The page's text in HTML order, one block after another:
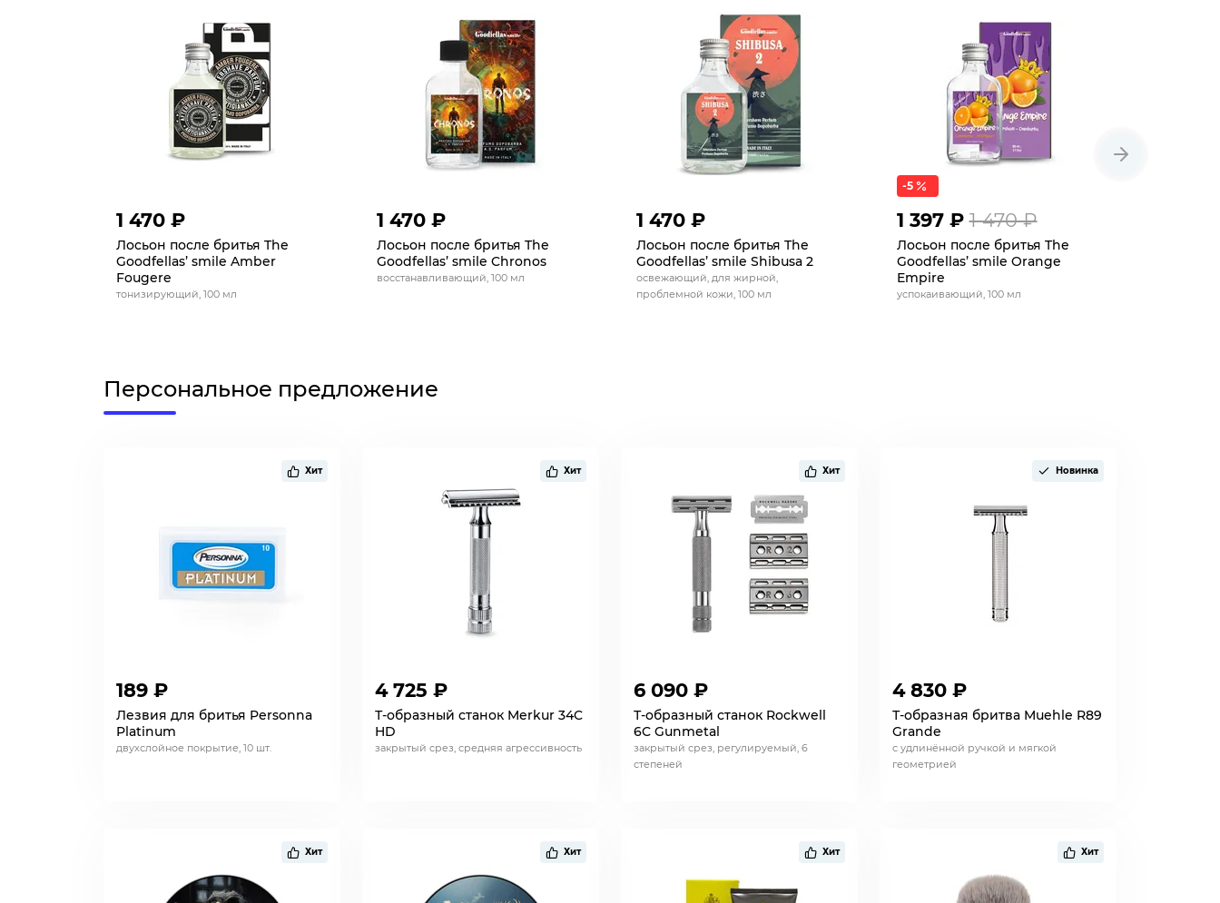
1 470 ₽
Лосьон после бритья The
Goodfellas’ smile Amber
Fougere
тонизирующий, 100 мл
1 470 ₽
Лосьон после бритья The
Goodfellas’ smile Chronos
восстанавливающий, 100 мл
1 470 ₽
Лосьон после бритья The
Goodfellas’ smile Shibusa 2
освежающий, для жирной,
проблемной кожи, 100 мл
-5
1 397 ₽ 1 470 ₽
Лосьон после бритья The
Goodfellas’ smile Orange
Empire
успокаивающий, 100 мл
Персональное предложение
Хит
189 ₽
Лезвия для бритья Personna
Platinum
двухслойное покрытие, 10 шт.
Хит
4 725 ₽
Т-образный станок Merkur 34C
HD
закрытый срез, средняя агрессивность
Хит
6 090 ₽
Т-образный станок Rockwell
6C Gunmetal
закрытый срез, регулируемый, 6
степеней
Новинка
4 830 ₽
Т-образная бритва Muehle R89
Grande
с удлинённой ручкой и мягкой
геометрией
Хит Хит Хит Хит